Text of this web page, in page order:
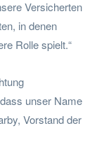
Versicherten
in denen
Rolle spielt.“
unser Name
Vorstand der